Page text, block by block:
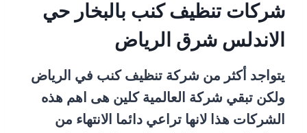
شركات تنظيف كنب بالبخار حي
الاندلس شرق الرياض
يتواجد أكثر من شركة تنظيف كنب في الرياض
ولكن تبقي شركة العالمية كلين هى اهم هذه
الشركات هذا لانها تراعي دائما الانتهاء من